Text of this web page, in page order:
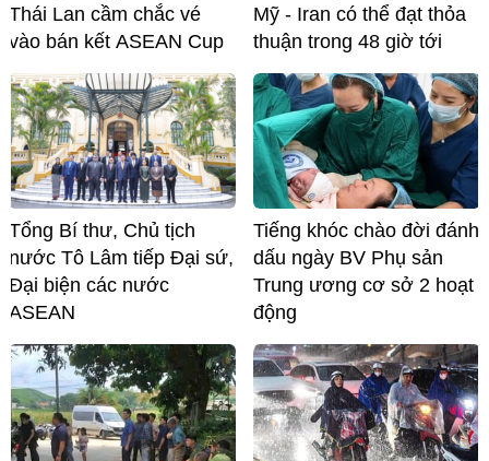
Thái Lan cầm chắc vé
vào bán kết ASEAN Cup
Mỹ - Iran có thể đạt thỏa
thuận trong 48 giờ tới
Tổng Bí thư, Chủ tịch
nước Tô Lâm tiếp Đại sứ,
Đại biện các nước
ASEAN
Tiếng khóc chào đời đánh
dấu ngày BV Phụ sản
Trung ương cơ sở 2 hoạt
động